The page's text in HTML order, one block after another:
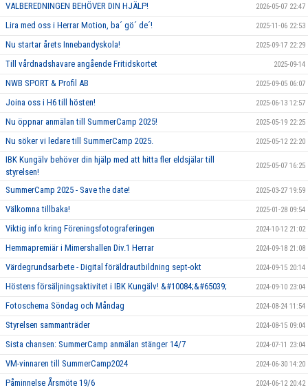
VALBEREDNINGEN BEHÖVER DIN HJÄLP! 2026-05-07 22:47
Lira med oss i Herrar Motion, ba´ gö´ de´! 2025-11-06 22:53
Nu startar årets Innebandyskola! 2025-09-17 22:29
Till vårdnadshavare angående Fritidskortet 2025-09-14
NWB SPORT & Profil AB 2025-09-05 06:07
Joina oss i H6 till hösten! 2025-06-13 12:57
Nu öppnar anmälan till SummerCamp 2025! 2025-05-19 22:25
Nu söker vi ledare till SummerCamp 2025. 2025-05-12 22:20
IBK Kungälv behöver din hjälp med att hitta fler eldsjälar till
styrelsen!
2025-05-07 16:25
SummerCamp 2025 - Save the date! 2025-03-27 19:59
Välkomna tillbaka! 2025-01-28 09:54
Viktig info kring Föreningsfotograferingen 2024-10-12 21:02
Hemmapremiär i Mimershallen Div.1 Herrar 2024-09-18 21:08
Värdegrundsarbete - Digital föräldrautbildning sept-okt 2024-09-15 20:14
Höstens försäljningsaktivitet i IBK Kungälv! &#10084;&#65039; 2024-09-10 23:04
Fotoschema Söndag och Måndag 2024-08-24 11:54
Styrelsen sammanträder 2024-08-15 09:04
Sista chansen: SummerCamp anmälan stänger 14/7 2024-07-11 23:04
VM-vinnaren till SummerCamp2024 2024-06-30 14:20
Påminnelse Årsmöte 19/6 2024-06-12 20:42